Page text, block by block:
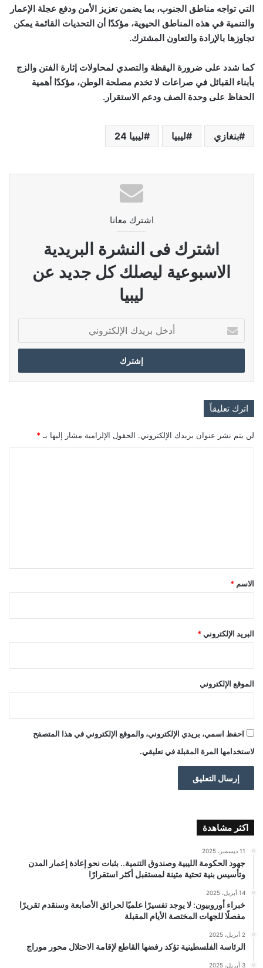
التي تواجه مناطق الجنوب، بما يضمن تعزيز الأمن ودفع عجلة الإعمار
والتنمية في هذه المناطق الحيوية، مؤكدًا أن التحديات القائمة يمكن
تجاوزها بالإرادة والتعاون المشترك.
كما شدد على ضرورة اليقظة والتصدي لمحاولات إثارة الفتن والزج
بأبناء القبائل في صراعات لا تخدم مصلحة الوطن، مؤكدًا أهمية
الحفاظ على وحدة الصف ودعم الاستقرار.
بنغازي ليبيا ليبيا 24
اشترك معانا
اشترك فى النشرة البريدية
الاسبوعية ليصلك كل جديد عن
ليبيا
بريدك
الإلكتروني
اترك تعليقاً
لن يتم نشر عنوان بريدك الإلكتروني. الحقول الإلزامية مشار إليها بـ *
*
الاسم *
البريد الإلكتروني *
الموقع الإلكتروني
احفظ اسمي، بريدي الإلكتروني، والموقع الإلكتروني في هذا المتصفح
لاستخدامها المرة المقبلة في تعليقي.
اكثر مشاهدة
11 ديسمبر، 2025
جهود الحكومة الليبية وصندوق التنمية.. بثبات نحو إعادة إعمار المدن
وتأسيس بنية تحتية متينة لمستقبل أكثر استقرارًا
14 أبريل، 2025
خبراء أوروبيون: لا يوجد تفسيرًا علميًا لحرائق الأصابعة وسنقدم تقريرًا
مفصلًا للجهات المختصة الأيام المقبلة
2 أبريل، 2025
الرئاسة الفلسطينية تؤكد رفضها القاطع لإقامة الاحتلال محور موراج
3 أبريل، 2025